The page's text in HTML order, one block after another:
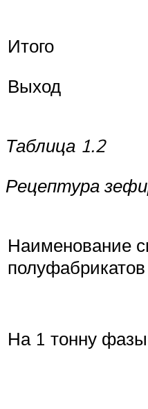
Итого
Выход
Таблица 1.2
Рецептура
Наименование
полуфабрикатов
На 1 тонну фазы